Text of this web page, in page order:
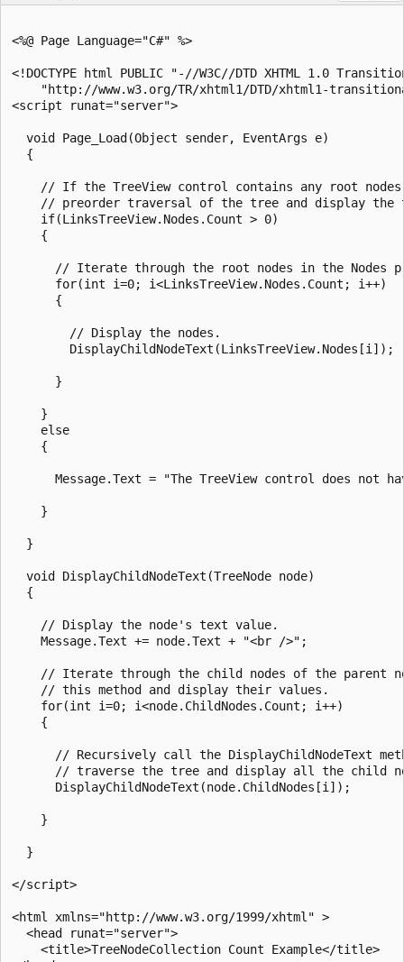
<%@ Page Language="C#" %>
<!DOCTYPE html PUBLIC "-//W3C//DTD XHTML 1.0
"http://www.w3.org/TR/xhtml1/DTD/xhtml1-
<script runat="server">
  void Page_Load(Object sender, EventArgs e)
  {
// If the TreeView control contains any root
// preorder traversal of the tree and display the
    if(LinksTreeView.Nodes.Count > 0)
    {
// Iterate through the root nodes in the Nodes
      for(int i=0; i<LinksTreeView.Nodes.Count; i++)
      {
        // Display the nodes.
        DisplayChildNodeText(LinksTreeView.Nodes[i]);
      }
    }
    else
    {
Message.Text = "The TreeView control does not
    }
  }
  void DisplayChildNodeText(TreeNode node)
  {
    // Display the node's text value.
    Message.Text += node.Text + "<br />";
// Iterate through the child nodes of the parent
    // this method and display their values.
    for(int i=0; i<node.ChildNodes.Count; i++)
    {
// Recursively call the DisplayChildNodeText
// traverse the tree and display all the child
      DisplayChildNodeText(node.ChildNodes[i]);
    }
  }
</script>
<html xmlns="http://www.w3.org/1999/xhtml" >
  <head runat="server">
    <title>TreeNodeCollection Count Example</title>